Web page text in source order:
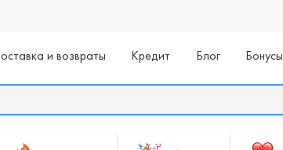
и возвраты Кредит Блог Бонусы